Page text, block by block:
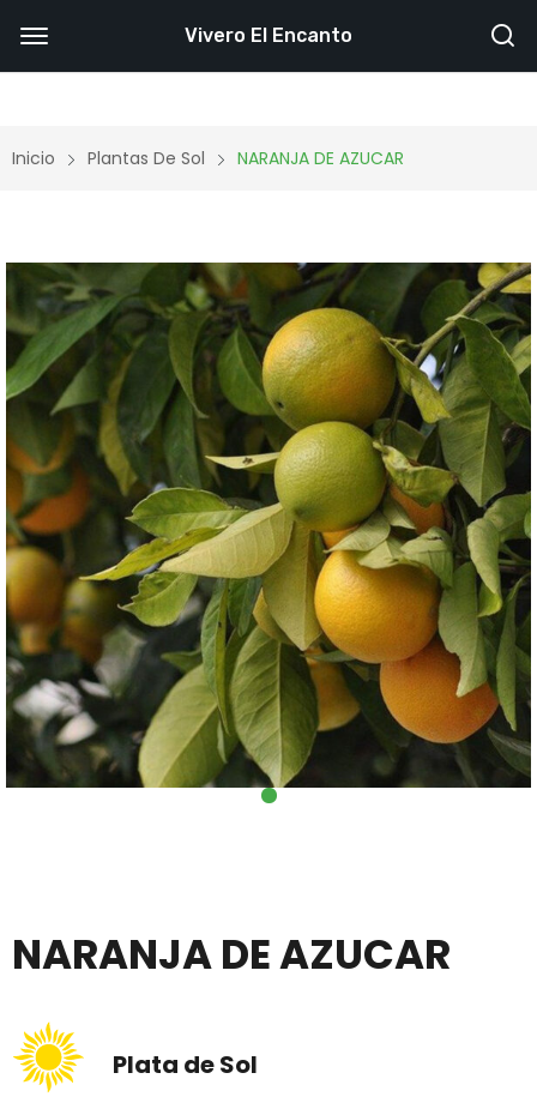
Inicio Plantas De Sol NARANJA DE AZUCAR
NARANJA DE AZUCAR
Plata de Sol
Vivero El Encanto